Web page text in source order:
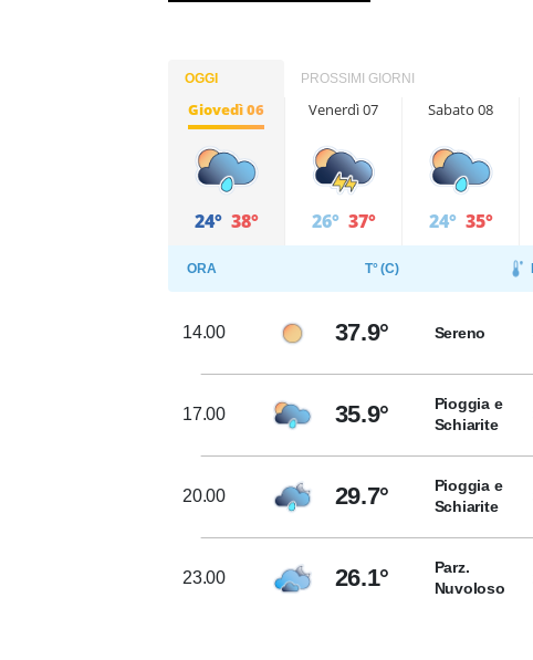
OGGI PROSSIMI GIORNI
Giovedì 06
24° 38°
Venerdì 07
26° 37°
Sabato 08
24° 35°
ORA T° (C)
14.00 37.9° Sereno
17.00 35.9°
Pioggia e
Schiarite
20.00 29.7°
Pioggia e
Schiarite
23.00 26.1°
Parz.
Nuvoloso